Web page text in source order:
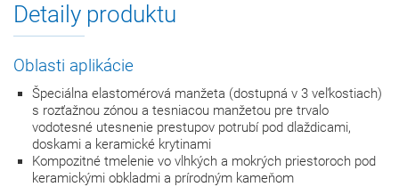
Detaily produktu
Oblasti aplikácie
Špeciálna elastomérová manžeta (dostupná v 3 veľkostiach)
s rozťažnou zónou a tesniacou manžetou pre trvalo
vodotesné utesnenie prestupov potrubí pod dlaždicami,
doskami a keramické krytinami
Kompozitné tmelenie vo vlhkých a mokrých priestoroch pod
keramickými obkladmi a prírodným kameňom